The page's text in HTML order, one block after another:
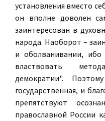
установления вместо
он вполне доволен
заинтересован в
народа. Наоборот –
и оболванивании,
властвовать
демократии".
государственная, и
препятствуют
православной России